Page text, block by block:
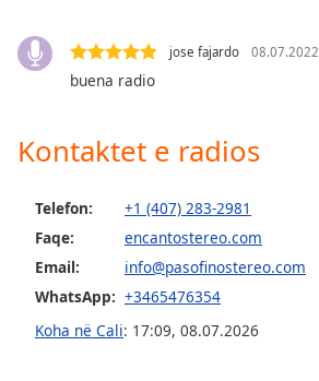
subtitles
settings
settings
dialog
off,
selected
Track
Picture-
jose fajardo 08.07.2022
buena radio
Kontaktet e radios
Telefon:
+1 (407) 283-2981
Faqe:
encantostereo.com
Email:
info@pasofinostereo.com
WhatsApp: +3465476354
Koha në Cali: 17:09, 08.07.2026